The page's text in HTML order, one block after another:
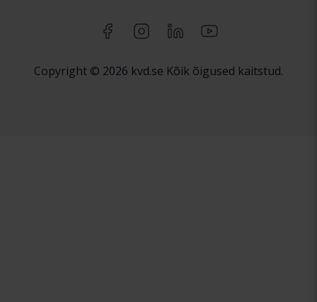
Copyright © 2026 kvd.se Kõik õigused kaitstud.